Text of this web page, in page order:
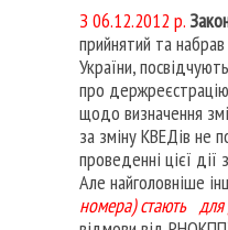
З 06.12.2012 р.
прийнятий та
України,
про
щодо визначення
за зміну КВЕДів не
проведенні цієї дії
Але найголовніше
номера) стають для